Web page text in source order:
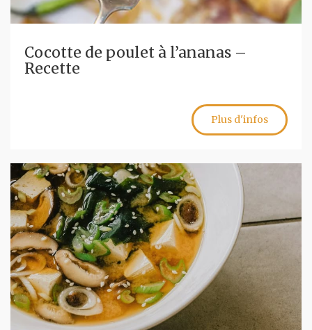
Cocotte de poulet à l’ananas –
Recette
Plus d'infos